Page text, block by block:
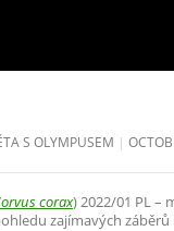
S OLYMPUSEM
corax) 2022/01 PL –
zajímavých